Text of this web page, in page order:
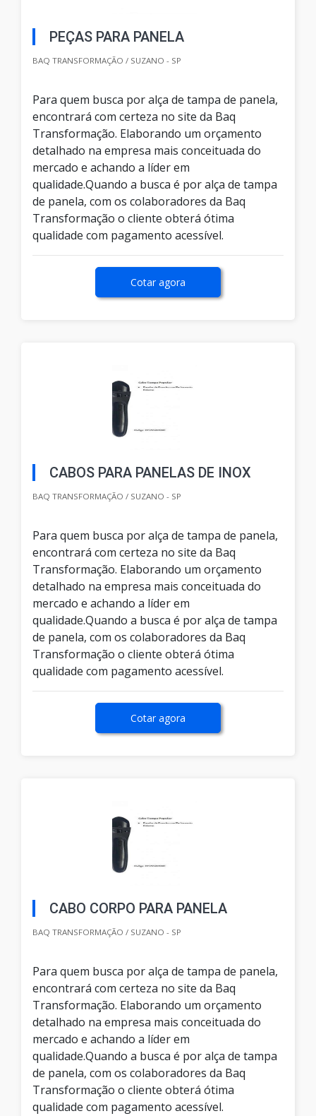
PEÇAS PARA PANELA
BAQ TRANSFORMAÇÃO / SUZANO - SP
Para quem busca por alça de tampa de panela,
encontrará com certeza no site da Baq
Transformação. Elaborando um orçamento
detalhado na empresa mais conceituada do
mercado e achando a líder em
qualidade.Quando a busca é por alça de tampa
de panela, com os colaboradores da Baq
Transformação o cliente obterá ótima
qualidade com pagamento acessível.
Cotar agora
CABOS PARA PANELAS DE INOX
BAQ TRANSFORMAÇÃO / SUZANO - SP
Para quem busca por alça de tampa de panela,
encontrará com certeza no site da Baq
Transformação. Elaborando um orçamento
detalhado na empresa mais conceituada do
mercado e achando a líder em
qualidade.Quando a busca é por alça de tampa
de panela, com os colaboradores da Baq
Transformação o cliente obterá ótima
qualidade com pagamento acessível.
Cotar agora
CABO CORPO PARA PANELA
BAQ TRANSFORMAÇÃO / SUZANO - SP
Para quem busca por alça de tampa de panela,
encontrará com certeza no site da Baq
Transformação. Elaborando um orçamento
detalhado na empresa mais conceituada do
mercado e achando a líder em
qualidade.Quando a busca é por alça de tampa
de panela, com os colaboradores da Baq
Transformação o cliente obterá ótima
qualidade com pagamento acessível.